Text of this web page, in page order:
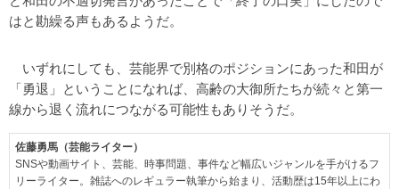
はと勘繰る声もあるようだ。
いずれにしても、芸能界で別格のポジションにあった和田が
「勇退」ということになれば、高齢の大御所たちが続々と第一
線から退く流れにつながる可能性もありそうだ。
佐藤勇馬（芸能ライター）
SNSや動画サイト、芸能、時事問題、事件など幅広いジャンルを手がけるフ
リーライター。雑誌へのレギュラー執筆から始まり、活動歴は15年以上にわ